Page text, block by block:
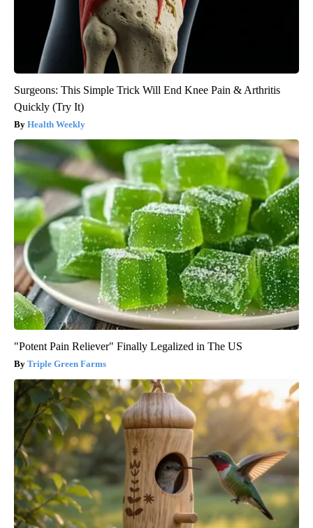
Surgeons: This Simple Trick Will End Knee Pain & Arthritis
Quickly (Try It)
Health Weekly
"Potent Pain Reliever" Finally Legalized in The US
Triple Green Farms